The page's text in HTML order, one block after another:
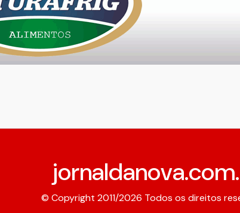
© Copyright 2011/2026 Todos os direitos